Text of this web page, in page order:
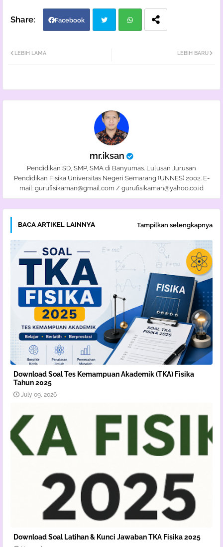
Facebook
pp
LEBIH BARU
LEBIH LAMA
mr.iksan
Pendidikan SD, SMP, SMA di Banyumas. Lulusan Jurusan
Pendidikan Fisika Universitas Negeri Semarang (UNNES) 2002. E-
mail: gurufisikaman@gmail.com / gurufisikaman@yahoo.co.id
BACA ARTIKEL LAINNYA Tampilkan selengkapnya
Download Soal Tes Kemampuan Akademik (TKA) Fisika
Tahun 2025
July 09, 2026
Download Soal Latihan & Kunci Jawaban TKA Fisika 2025